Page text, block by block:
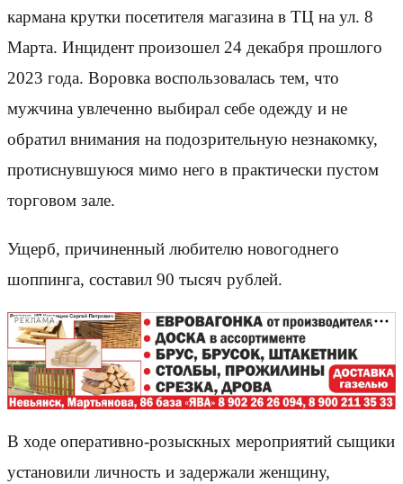
кармана крутки посетителя магазина в ТЦ на ул. 8
Марта. Инцидент произошел 24 декабря прошлого
2023 года. Воровка воспользовалась тем, что
мужчина увлеченно выбирал себе одежду и не
обратил внимания на подозрительную незнакомку,
протиснувшуюся мимо него в практически пустом
торговом зале.
Ущерб, причиненный любителю новогоднего
шоппинга, составил 90 тысяч рублей.
РЕКЛАМА
В ходе оперативно-розыскных мероприятий сыщики
установили личность и задержали женщину,